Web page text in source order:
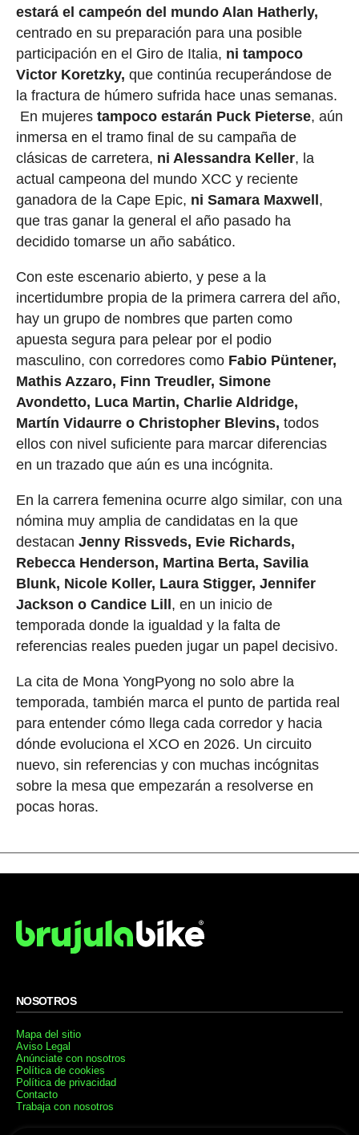
estará el campeón del mundo Alan Hatherly,
centrado en su preparación para una posible
participación en el Giro de Italia, ni tampoco
Victor Koretzky, que continúa recuperándose de
la fractura de húmero sufrida hace unas semanas.
En mujeres tampoco estarán Puck Pieterse, aún
inmersa en el tramo final de su campaña de
clásicas de carretera, ni Alessandra Keller, la
actual campeona del mundo XCC y reciente
ganadora de la Cape Epic, ni Samara Maxwell ,
que tras ganar la general el año pasado ha
decidido tomarse un año sabático.
Con este escenario abierto, y pese a la
incertidumbre propia de la primera carrera del año,
hay un grupo de nombres que parten como
apuesta segura para pelear por el podio
masculino, con corredores como Fabio Püntener,
Mathis Azzaro, Finn Treudler, Simone
Avondetto, Luca Martin, Charlie Aldridge,
Martín Vidaurre o Christopher Blevins, todos
ellos con nivel suficiente para marcar diferencias
en un trazado que aún es una incógnita.
En la carrera femenina ocurre algo similar, con una
nómina muy amplia de candidatas en la que
destacan Jenny Rissveds, Evie Richards,
Rebecca Henderson, Martina Berta, Savilia
Blunk, Nicole Koller, Laura Stigger, Jennifer
Jackson o Candice Lill , en un inicio de
temporada donde la igualdad y la falta de
referencias reales pueden jugar un papel decisivo.
La cita de Mona YongPyong no solo abre la
temporada, también marca el punto de partida real
para entender cómo llega cada corredor y hacia
dónde evoluciona el XCO en 2026. Un circuito
nuevo, sin referencias y con muchas incógnitas
sobre la mesa que empezarán a resolverse en
pocas horas.
NOSOTROS
Mapa del sitio
Aviso Legal
Anúnciate con nosotros
Política de cookies
Política de privacidad
Contacto
Trabaja con nosotros